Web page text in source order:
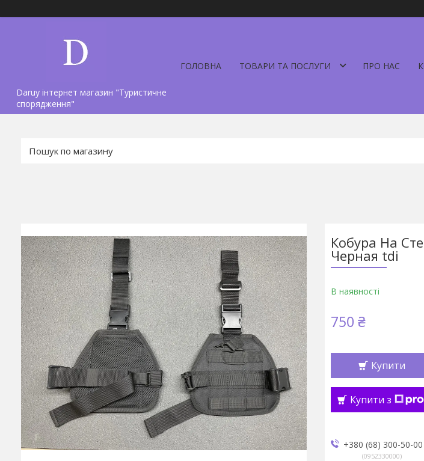
Daruy інтернет магазин "Туристичне
спорядження"
ГОЛОВНА ТОВАРИ ТА ПОСЛУГИ ПРО НАС
Кобура На
Черная tdi
В наявності
750 ₴
Купити
Купити з
+380 (68) 300-50-00
0952330000